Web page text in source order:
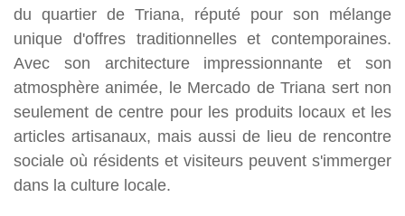
du quartier de Triana, réputé pour son mélange
unique d'offres traditionnelles et contemporaines.
Avec son architecture impressionnante et son
atmosphère animée, le Mercado de Triana sert non
seulement de centre pour les produits locaux et les
articles artisanaux, mais aussi de lieu de rencontre
sociale où résidents et visiteurs peuvent s'immerger
dans la culture locale.